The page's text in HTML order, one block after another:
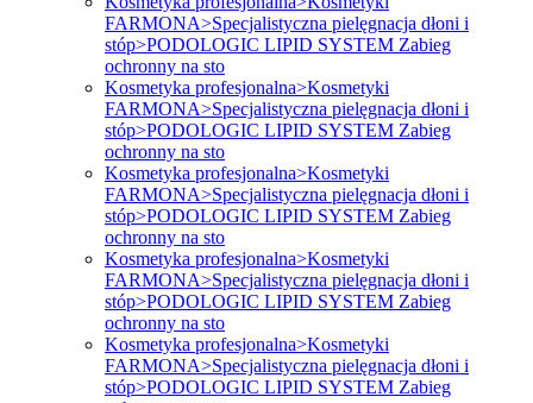
FARMONA>Specjalistyczna pielęgnacja dłoni i
stóp>PODOLOGIC LIPID SYSTEM Zabieg
ochronny na sto
Kosmetyka profesjonalna>Kosmetyki
FARMONA>Specjalistyczna pielęgnacja dłoni i
stóp>PODOLOGIC LIPID SYSTEM Zabieg
ochronny na sto
Kosmetyka profesjonalna>Kosmetyki
FARMONA>Specjalistyczna pielęgnacja dłoni i
stóp>PODOLOGIC LIPID SYSTEM Zabieg
ochronny na sto
Kosmetyka profesjonalna>Kosmetyki
FARMONA>Specjalistyczna pielęgnacja dłoni i
stóp>PODOLOGIC LIPID SYSTEM Zabieg
ochronny na sto
Kosmetyka profesjonalna>Kosmetyki
FARMONA>Specjalistyczna pielęgnacja dłoni i
stóp>PODOLOGIC LIPID SYSTEM Zabieg